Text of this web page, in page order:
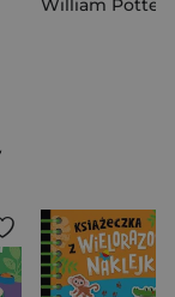
William Potter